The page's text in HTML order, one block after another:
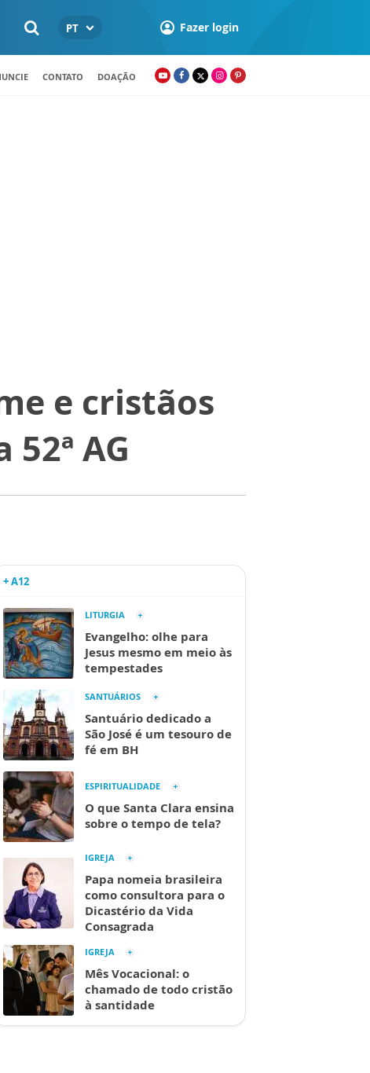
PT Fazer login
CONTATO DOAÇÃO
e cristãos
AG
+ A12
LITURGIA
Evangelho: olhe para
Jesus mesmo em meio às
tempestades
SANTUÁRIOS
Santuário dedicado a
São José é um tesouro de
fé em BH
ESPIRITUALIDADE
O que Santa Clara ensina
sobre o tempo de tela?
IGREJA
Papa nomeia brasileira
como consultora para o
Dicastério da Vida
Consagrada
IGREJA
Mês Vocacional: o
chamado de todo cristão
à santidade